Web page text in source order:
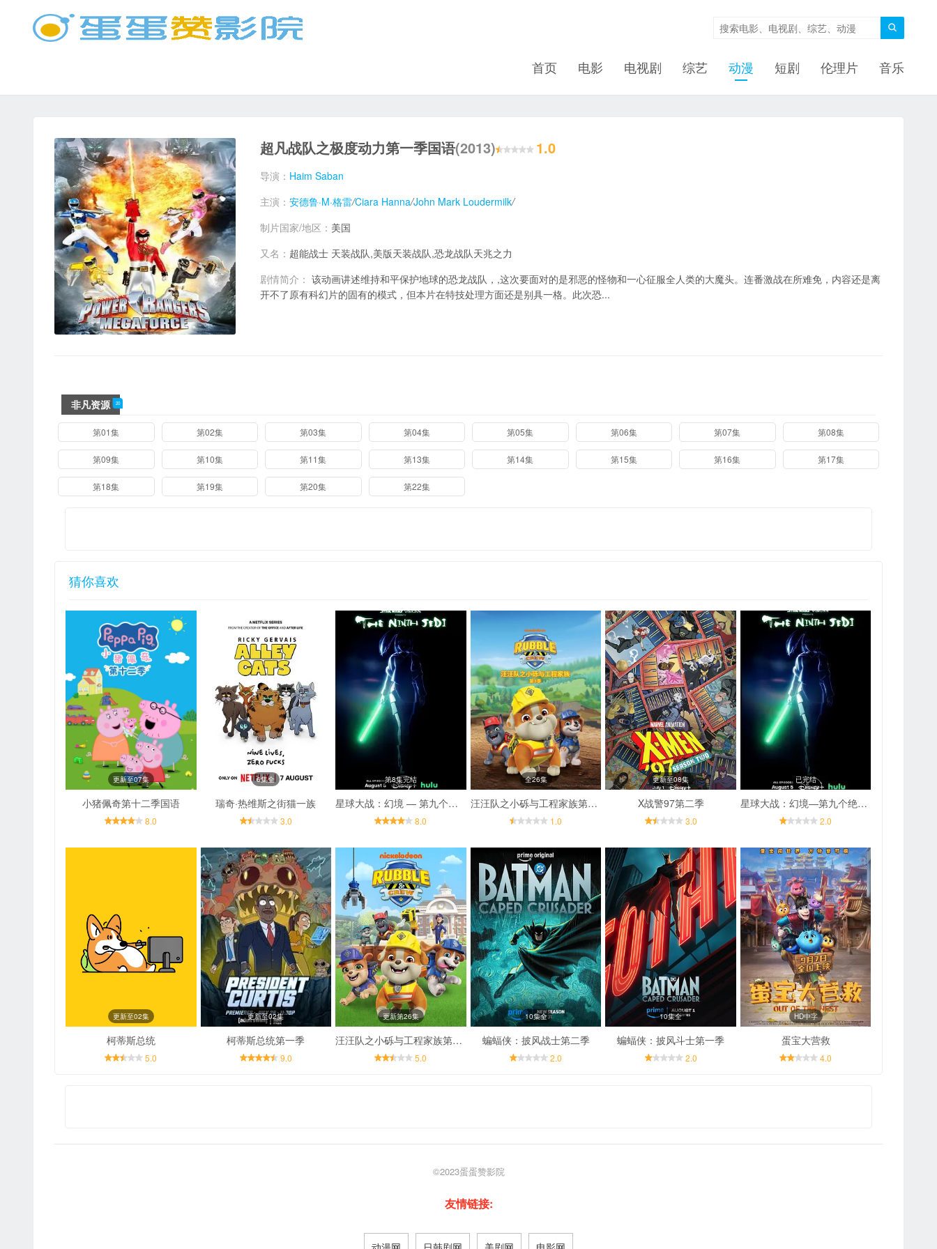

首页 电影 电视剧 综艺 动漫 短剧 伦理片 音乐
超凡战队之极度动力第一季国语(2013) 1.0
导演： Haim Saban
主演： 安德鲁·M·格雷/Ciara Hanna/John Mark Loudermilk/
制片国家/地区： 美国
又名： 超能战士 天装战队,美版天装战队,恐龙战队天兆之力
剧情简介： 该动画讲述维持和平保护地球的恐龙战队，,这次要面对的是邪恶的怪物和一心征服全人类的大魔头。连番激战在所难免，内容还是离
开不了原有科幻片的固有的模式，但本片在特技处理方面还是别具一格。此次恐...
非凡资源 20
第01集 第02集 第03集 第04集 第05集 第06集 第07集 第08集
第09集 第10集 第11集 第13集 第14集 第15集 第16集 第17集
第18集 第19集 第20集 第22集
猜你喜欢
更新至07集
小猪佩奇第十二季国语
8.0
6集全
瑞奇·热维斯之街猫一族
3.0
第8集完结
星球大战：幻境 — 第九个绝地武士
8.0
全26集
汪汪队之小砾与工程家族第三季国语
1.0
更新至08集
X战警97第二季
3.0
已完结
星球大战：幻境—第九个绝地武士
2.0
更新至02集
柯蒂斯总统
5.0
更新至02集
柯蒂斯总统第一季
9.0
更新第26集
汪汪队之小砾与工程家族第三季
5.0
10集全
蝙蝠侠：披风战士第二季
2.0
10集全
蝙蝠侠：披风斗士第一季
2.0
HD中字
蛋宝大营救
4.0
©2023蛋蛋赞影院
友情链接: